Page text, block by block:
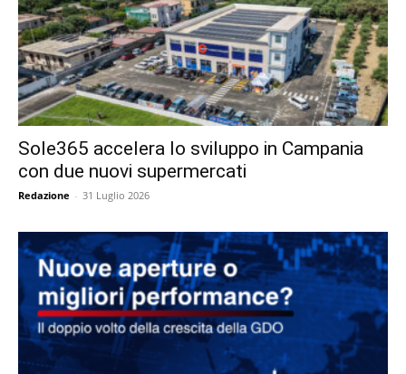
Sole365 accelera lo sviluppo in Campania
con due nuovi supermercati
Redazione - 31 Luglio 2026